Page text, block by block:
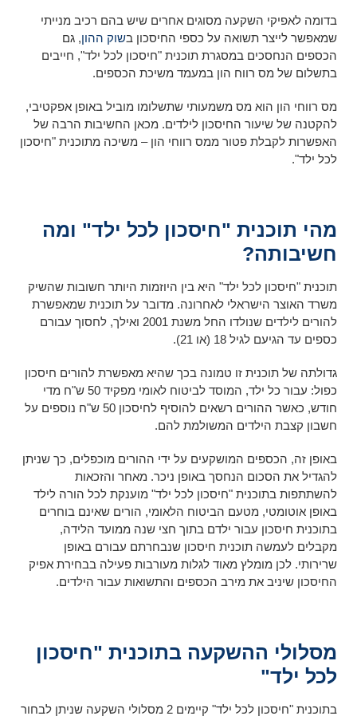
בדומה לאפיקי השקעה מסוגים אחרים שיש בהם רכיב מנייתי
שמאפשר לייצר תשואה על כספי החיסכון בשוק ההון, גם
הכספים הנחסכים במסגרת תוכנית "חיסכון לכל ילד", חייבים
בתשלום של מס רווח הון במעמד משיכת הכספים.
מס רווחי הון הוא מס משמעותי שתשלומו מוביל באופן אפקטיבי,
להקטנה של שיעור החיסכון לילדים. מכאן החשיבות הרבה של
האפשרות לקבלת פטור ממס רווחי הון – משיכה מתוכנית "חיסכון
לכל ילד".
מהי תוכנית "חיסכון לכל ילד" ומה
חשיבותה?
תוכנית "חיסכון לכל ילד" היא בין היוזמות היותר חשובות שהשיק
משרד האוצר הישראלי לאחרונה. מדובר על תוכנית שמאפשרת
להורים לילדים שנולדו החל משנת 2001 ואילך, לחסוך עבורם
כספים עד הגיעם לגיל 18 (או 21).
גדולתה של תוכנית זו טמונה בכך שהיא מאפשרת להורים חיסכון
כפול: עבור כל ילד, המוסד לביטוח לאומי מפקיד 50 ש"ח מדי
חודש, כאשר ההורים רשאים להוסיף לחיסכון 50 ש"ח נוספים על
חשבון קצבת הילדים המשולמת להם.
באופן זה, הכספים המושקעים על ידי ההורים מוכפלים, כך שניתן
להגדיל את הסכום הנחסך באופן ניכר. מאחר והזכאות
להשתתפות בתוכנית "חיסכון לכל ילד" מוענקת לכל הורה לילד
באופן אוטומטי, מטעם הביטוח הלאומי, הורים שאינם בוחרים
בתוכנית חיסכון עבור ילדם בתוך חצי שנה ממועד הלידה,
מקבלים לעמשה תוכנית חיסכון שנבחרתם עבורם באופן
שרירותי. לכן מומלץ מאוד לגלות מעורבות פעילה בבחירת אפיק
החיסכון שיניב את מירב הכספים והתשואות עבור הילדים.
מסלולי ההשקעה בתוכנית "חיסכון
לכל ילד"
בתוכנית "חיסכון לכל ילד" קיימים 2 מסלולי השקעה שניתן לבחור